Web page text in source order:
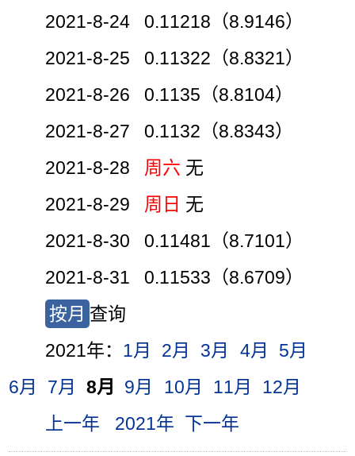
2021-8-24 0.11218（8.9146）
2021-8-25 0.11322（8.8321）
2021-8-26 0.1135（8.8104）
2021-8-27 0.1132（8.8343）
2021-8-28 周六 无
2021-8-29 周日 无
2021-8-30 0.11481（8.7101）
2021-8-31 0.11533（8.6709）
按月 查询
2021年： 1月 2月 3月 4月
5月
6月
7月 8月 9月 10月 11月
12月
上一年
2021年 下一年